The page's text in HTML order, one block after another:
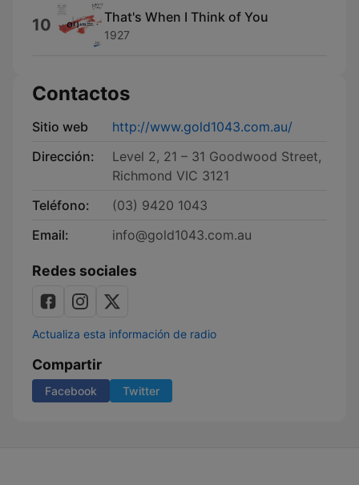
10 That's When I Think of You
1927
Contactos
Sitio web
http://www.gold1043.com.au/
Dirección:
Level 2, 21 – 31 Goodwood Street,
Richmond VIC 3121
Teléfono:
(03) 9420 1043
Email:
info@gold1043.com.au
Redes sociales
Actualiza esta información de radio
Compartir
Facebook Twitter